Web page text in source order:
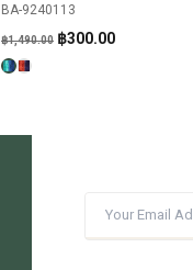
BA-9240113
฿1,490.00 Original
฿300.00Current